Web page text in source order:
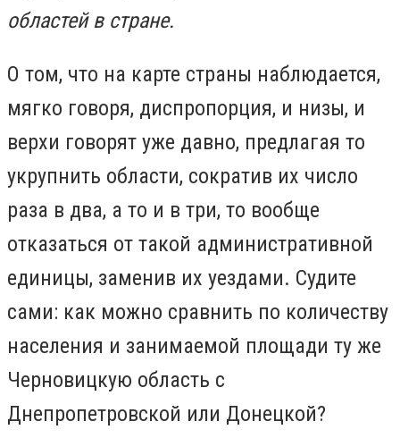
областей в стране.
О том, что на карте страны наблюдается,
мягко говоря, диспропорция, и низы, и
верхи говорят уже давно, предлагая то
укрупнить области, сократив их число
раза в два, а то и в три, то вообще
отказаться от такой административной
единицы, заменив их уездами. Судите
сами: как можно сравнить по количеству
населения и занимаемой площади ту же
Черновицкую область с
Днепропетровской или Донецкой?